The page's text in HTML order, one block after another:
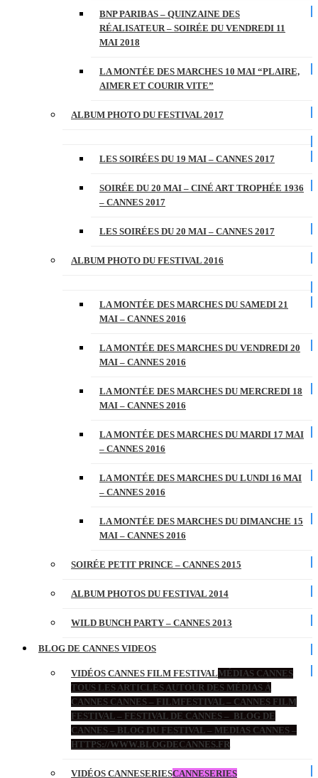
BNP PARIBAS – QUINZAINE DES
RÉALISATEUR – SOIRÉE DU VENDREDI 11
MAI 2018
LA MONTÉE DES MARCHES 10 MAI “PLAIRE,
AIMER ET COURIR VITE”
ALBUM PHOTO DU FESTIVAL 2017
LES SOIRÉES DU 19 MAI – CANNES 2017
SOIRÉE DU 20 MAI – CINÉ ART TROPHÉE 1936
– CANNES 2017
LES SOIRÉES DU 20 MAI – CANNES 2017
ALBUM PHOTO DU FESTIVAL 2016
LA MONTÉE DES MARCHES DU SAMEDI 21
MAI – CANNES 2016
LA MONTÉE DES MARCHES DU VENDREDI 20
MAI – CANNES 2016
LA MONTÉE DES MARCHES DU MERCREDI 18
MAI – CANNES 2016
LA MONTÉE DES MARCHES DU MARDI 17 MAI
– CANNES 2016
LA MONTÉE DES MARCHES DU LUNDI 16 MAI
– CANNES 2016
LA MONTÉE DES MARCHES DU DIMANCHE 15
MAI – CANNES 2016
SOIRÉE PETIT PRINCE – CANNES 2015
ALBUM PHOTOS DU FESTIVAL 2014
WILD BUNCH PARTY – CANNES 2013
BLOG DE CANNES VIDEOS
VIDÉOS CANNES FILM FESTIVALMÉDIAS CANNES
TOUS LES ARTICLES AUTOUR DES MÉDIAS À
CANNES CANNES – FILMFESTIVAL – CANNES FILM
FESTIVAL – FESTIVAL DE CANNES – BLOG DE
CANNES – BLOG DU FESTIVAL – MEDIAS CANNES –
HTTPS://WWW.BLOGDECANNES.FR
VIDÉOS CANNESERIESCANNESERIES